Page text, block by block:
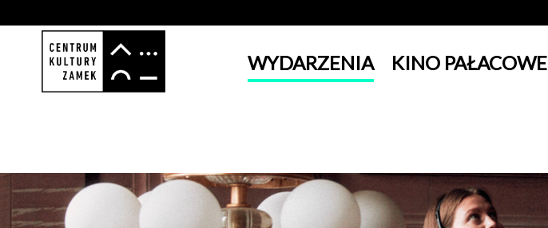
WYDARZENIA KINO PAŁACOWE